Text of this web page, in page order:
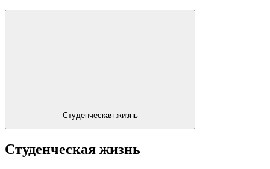
Студенческая жизнь
Студенческая жизнь